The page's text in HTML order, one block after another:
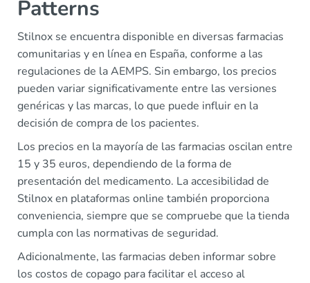
Patterns
Stilnox se encuentra disponible en diversas farmacias
comunitarias y en línea en España, conforme a las
regulaciones de la AEMPS. Sin embargo, los precios
pueden variar significativamente entre las versiones
genéricas y las marcas, lo que puede influir en la
decisión de compra de los pacientes.
Los precios en la mayoría de las farmacias oscilan entre
15 y 35 euros, dependiendo de la forma de
presentación del medicamento. La accesibilidad de
Stilnox en plataformas online también proporciona
conveniencia, siempre que se compruebe que la tienda
cumpla con las normativas de seguridad.
Adicionalmente, las farmacias deben informar sobre
los costos de copago para facilitar el acceso al